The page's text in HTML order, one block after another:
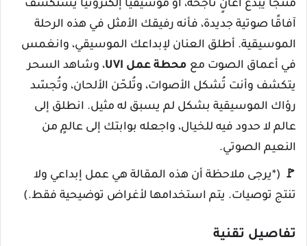
منتجًا يُبدع أغانٍ ناجحة، أو موسيقيًا إلكترونيًا يستكشف
آفاقًا صوتية جديدة، فأنه رفيقك الأمثل في هذه الرحلة
الموسيقية. أطلق العنان لإبداعك الموسيقي، وانغمس
في أعماق الصوت مع محطة عمل UVI
، وشاهد السحر
يتكشف وأنت تُشكل الأصوات، وتُلحّن الألحان، وتُجسّد
رؤاك الموسيقية بشكل لم يسبق له مثيل. انطلق إلى
عالم لا حدود فيه للخيال، واجعله بوابتك إلى عالمٍ من
النعيم الصوتي.
🚩 (*يرجى ملاحظة أن هذه المقالة هي عمل إبداعي ولا
تنتج توصيات. يتم استخدامها لأغراض توضيحية فقط.)
تفاصيل تقنية